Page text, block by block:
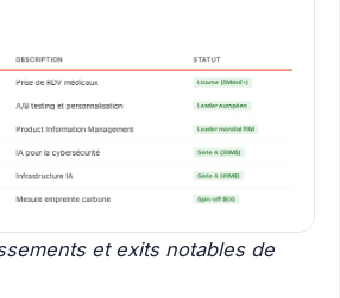
et exits notables de